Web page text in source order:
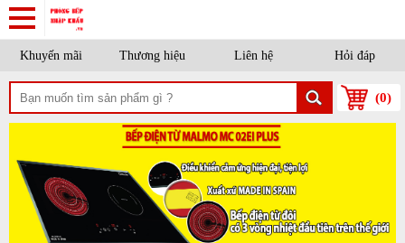
Khuyến mãi Thương hiệu Liên hệ Hỏi đáp
(0)